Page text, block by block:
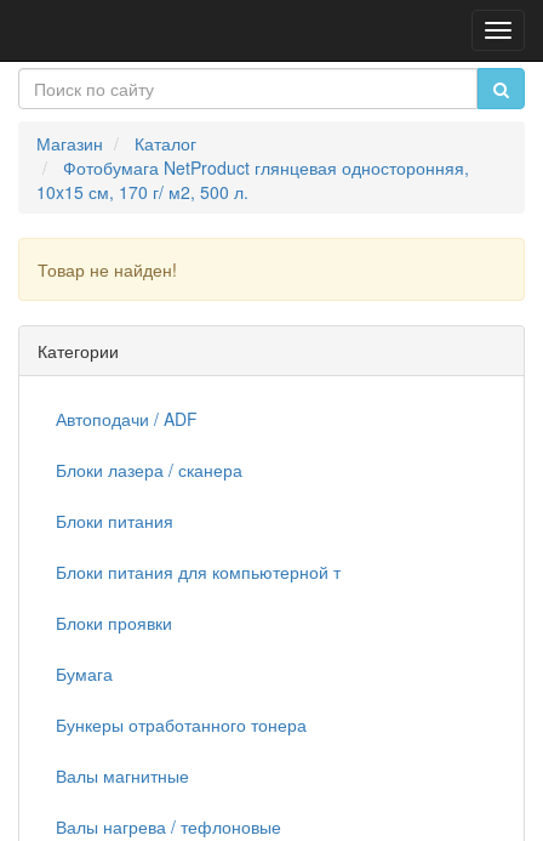
Магазин
Каталог
Фотобумага NetProduct глянцевая односторонняя,
10x15 см, 170 г/ м2, 500 л.
Товар не найден!
Категории
Автоподачи / ADF
Блоки лазера / сканера
Блоки питания
Блоки питания для компьютерной т
Блоки проявки
Бумага
Бункеры отработанного тонера
Валы магнитные
Валы нагрева / тефлоновые